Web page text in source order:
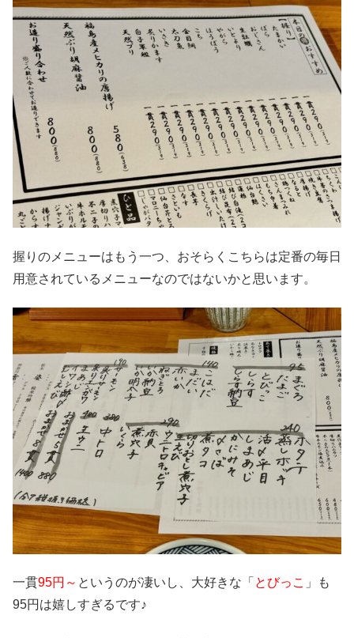
握りのメニューはもう一つ、おそらくこちらは定番の毎日
用意されているメニューなのではないかと思います。
一貫95円～ というのが凄いし、大好きな「 とびっこ 」も
95円は嬉しすぎるです♪